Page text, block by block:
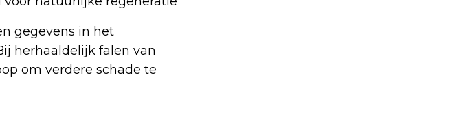
gegevens in het
herhaaldelijk falen van
om verdere schade te